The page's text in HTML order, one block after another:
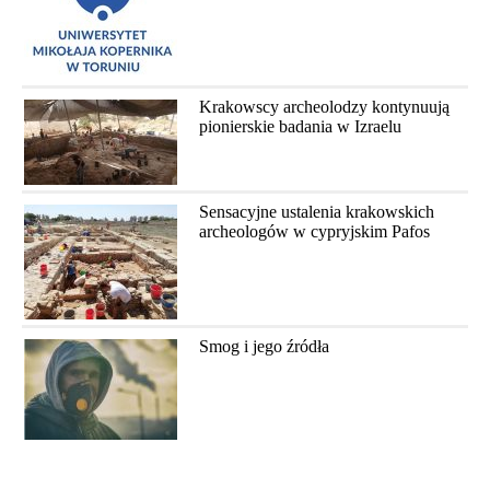
Krakowscy archeolodzy kontynuują
pionierskie badania w Izraelu
Sensacyjne ustalenia krakowskich
archeologów w cypryjskim Pafos
Smog i jego źródła